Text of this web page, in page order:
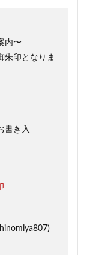
内〜
朱印となりま
書き入